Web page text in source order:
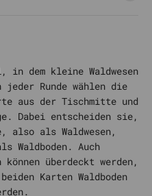
dem kleine Waldwesen
Runde wählen die
aus der Tischmitte und
Dabei entscheiden sie,
als Waldwesen,
Waldboden. Auch
überdeckt werden,
Karten Waldboden